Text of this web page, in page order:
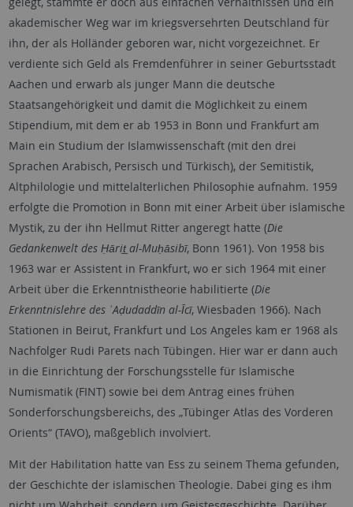
akademischer Weg war im kriegsversehrten Deutschland für
ihn, der als Holländer geboren war, nicht vorgezeichnet. Er
verdiente sich Geld als Fremdenführer in seiner Geburtsstadt
Aachen und erwarb als junger Mann die deutsche
Staatsangehörigkeit und damit die Möglichkeit zu einem
Stipendium, mit dem er ab 1953 in Bonn und Frankfurt am
Main ein Studium der Islamwissenschaft (mit den drei
Sprachen Arabisch, Persisch und Türkisch), der Semitistik,
Altphilologie und mittelalterlichen Philosophie aufnahm. 1959
erfolgte die Promotion in Bonn mit einer Arbeit über islamische
Mystik, zu der ihn Hellmut Ritter angeregt hatte (Die
Gedankenwelt des Ḥārit̲ al-Muḥāsibī, Bonn 1961). Von 1958 bis
1963 war er Assistent in Frankfurt, wo er sich 1964 mit einer
Arbeit über die Erkenntnistheorie habilitierte (Die
Erkenntnislehre des ʿAḍudaddīn al-Īcī, Wiesbaden 1966). Nach
Stationen in Beirut, Frankfurt und Los Angeles kam er 1968 als
Nachfolger Rudi Parets nach Tübingen. Hier war er dann auch
in die Einrichtung der Forschungsstelle für Islamische
Numismatik (FINT) sowie bei dem Antrag eines frühen
Sonderforschungsbereichs, des „Tübinger Atlas des Vorderen
Orients“ (TAVO), maßgeblich involviert.
Mit der Habilitation hatte van Ess zu seinem Thema gefunden,
der Geschichte der islamischen Theologie. Dabei ging es ihm